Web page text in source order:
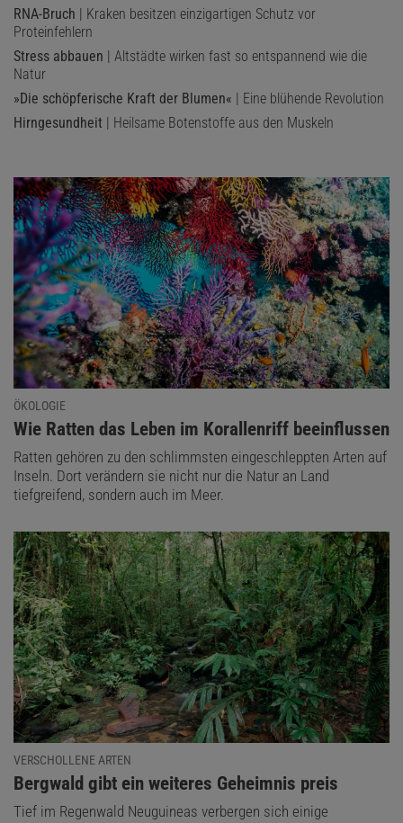
RNA-Bruch | Kraken besitzen einzigartigen Schutz vor
Proteinfehlern
Stress abbauen | Altstädte wirken fast so entspannend wie die
Natur
»Die schöpferische Kraft der Blumen« | Eine blühende Revolution
Hirngesundheit | Heilsame Botenstoffe aus den Muskeln
ÖKOLOGIE
:
Wie Ratten das Leben im Korallenriff beeinflussen
Ratten gehören zu den schlimmsten eingeschleppten Arten auf
Inseln. Dort verändern sie nicht nur die Natur an Land
tiefgreifend, sondern auch im Meer.
VERSCHOLLENE ARTEN
:
Bergwald gibt ein weiteres Geheimnis preis
Tief im Regenwald Neuguineas verbergen sich einige